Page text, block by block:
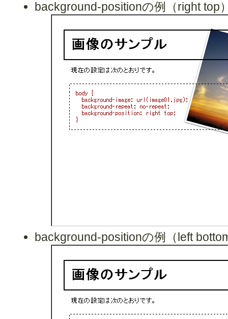
background-positionの例（right top
background-positionの例（left